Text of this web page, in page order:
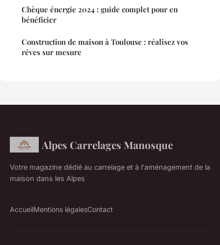
Chèque énergie 2024 : guide complet pour en
bénéficier
Construction de maison à Toulouse : réalisez vos
rêves sur mesure
Alpes Carrelages Manosque
Votre magazine dédié au carrelage et à l'aménagement de la
maison dans les Alpes
AccueilMentions légalesContact